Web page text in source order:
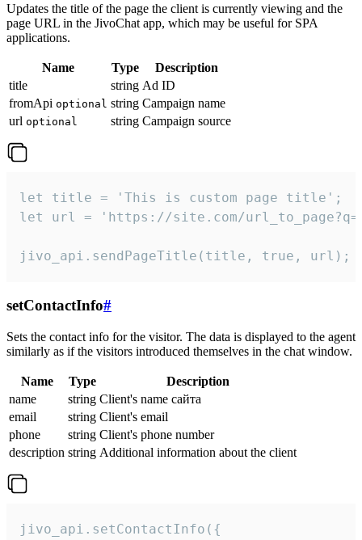
Updates the title of the page the client is currently viewing and the
page URL in the JivoChat app, which may be useful for SPA
applications.
Name Type
Description
title
string Ad ID
fromApi optional string Campaign name
url optional string Campaign source
let title = 'This is custom page title';
let url = 'https://site.com/
jivo_api.sendPageTitle(title, true, url);
setContactInfo#
Sets the contact info for the visitor. The data is displayed to the agent
similarly as if the visitors introduced themselves in the chat window.
Name Type
Description
name
string Client's name сайта
email
string Client's email
phone
string Client's phone number
description string Additional information about the client
jivo_api.setContactInfo({